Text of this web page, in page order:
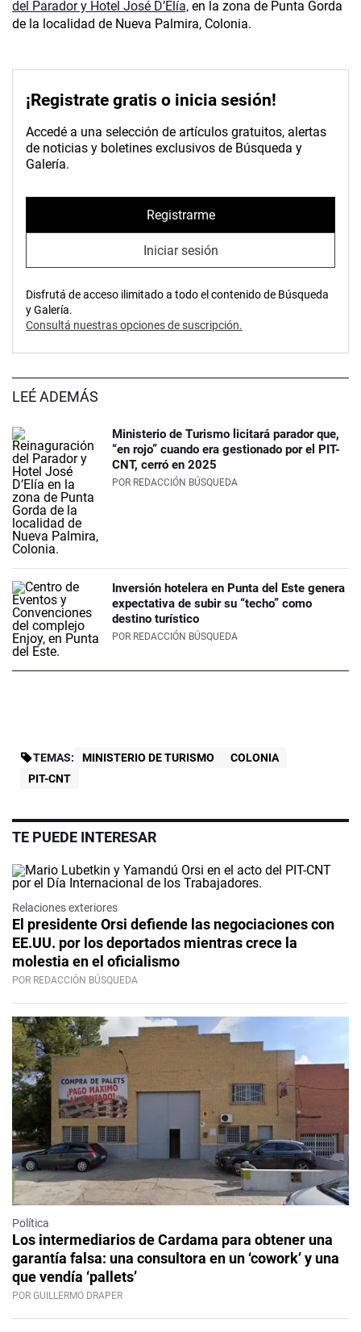
del Parador y Hotel José D’Elía, en la zona de Punta Gorda
de la localidad de Nueva Palmira, Colonia.
¡Registrate gratis o inicia sesión!
Accedé a una selección de artículos gratuitos, alertas
de noticias y boletines exclusivos de Búsqueda y
Galería.
Registrarme
Iniciar sesión
Disfrutá de acceso ilimitado a todo el contenido de Búsqueda
y Galería.
Consultá nuestras opciones de suscripción.
LEÉ ADEMÁS
Ministerio de Turismo licitará parador que,
“en rojo” cuando era gestionado por el PIT-
CNT, cerró en 2025
POR REDACCIÓN BÚSQUEDA
Inversión hotelera en Punta del Este genera
expectativa de subir su “techo” como
destino turístico
POR REDACCIÓN BÚSQUEDA
TEMAS: MINISTERIO DE TURISMO
COLONIA
PIT-CNT
TE PUEDE INTERESAR
Relaciones exteriores
El presidente Orsi defiende las negociaciones con
EE.UU. por los deportados mientras crece la
molestia en el oficialismo
POR REDACCIÓN BÚSQUEDA
Política
Los intermediarios de Cardama para obtener una
garantía falsa: una consultora en un ‘cowork’ y una
que vendía ‘pallets’
POR GUILLERMO DRAPER